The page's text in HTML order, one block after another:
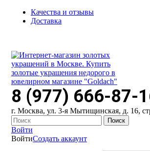
Качества и отзывы
Доставка
8 (977) 666-87-
г. Москва, ул. 3-я Мытищинская, д. 16,
Поиск
Войти
ВойтиСоздать аккаунт